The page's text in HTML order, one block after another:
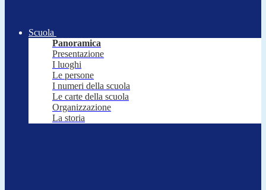
Scuola
Panoramica
Presentazione
I luoghi
Le persone
I numeri della scuola
Le carte della scuola
Organizzazione
La storia